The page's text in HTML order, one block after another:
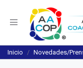
Navegación
Inicio Novedades/